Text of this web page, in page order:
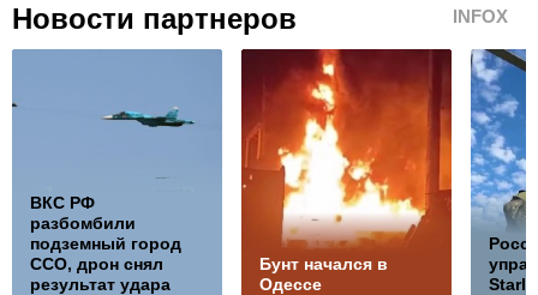
Новости партнеров INFOX
ВКС РФ
разбомбили
подземный город
ССО, дрон снял
результат удара
Бунт начался в
Одессе